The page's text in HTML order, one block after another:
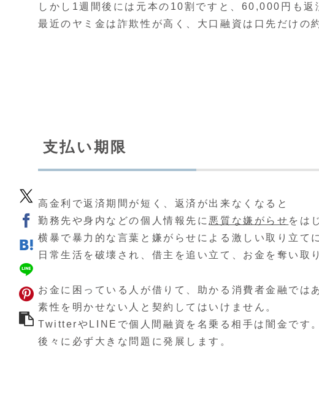
しかし1週間後には元本の10割ですと、60,000円も返
最近のヤミ金は詐欺性が高く、大口融資は口先だけの
支払い期限
高金利で返済期間が短く、返済が出来なくなると
勤務先や身内などの個人情報先に 悪質な嫌がらせ をは
横暴で暴力的な言葉と嫌がらせによる激しい取り立て
日常生活を破壊され、借主を追い立て、お金を奪い取
お金に困っている人が借りて、助かる消費者金融では
素性を明かせない人と契約してはいけません。
TwitterやLINEで個人間融資を名乗る相手は闇金です。
後々に必ず大きな問題に発展します。